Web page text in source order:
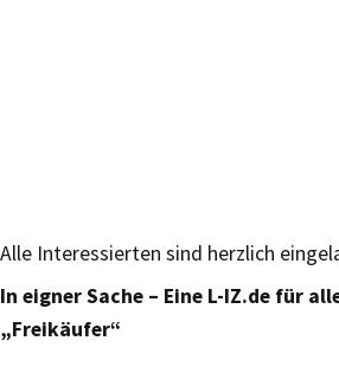
Alle Interessierten sind herzlich
In eigner Sache – Eine L-IZ.de für
„Freikäufer“